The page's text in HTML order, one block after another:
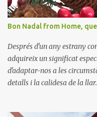
Bon Nadal from Home,
Després d'un any estrany
adquireix un significat
d'adaptar-nos a les
detalls i la calidesa de la